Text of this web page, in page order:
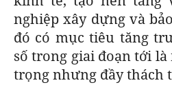
nghiệp xây dựng và
đó có mục tiêu tăng
số trong giai đoạn tới
trọng nhưng đầy thách